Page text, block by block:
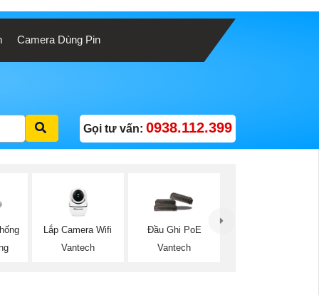
Camera Dùng Pin
Gọi tư vấn: 0938.112.399
Lắp Camera Wifi
Vantech
Đầu Ghi PoE
Vantech